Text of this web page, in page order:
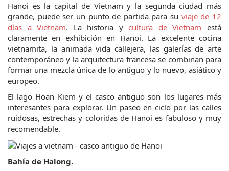
Hanoi es la capital de Vietnam y la segunda ciudad más
grande, puede ser un punto de partida para su viaje de 12
días a Vietnam. La historia y cultura de Vietnam está
claramente en exhibición en Hanoi. La excelente cocina
vietnamita, la animada vida callejera, las galerías de arte
contemporáneo y la arquitectura francesa se combinan para
formar una mezcla única de lo antiguo y lo nuevo, asiático y
europeo.
El lago Hoan Kiem y el casco antiguo son los lugares más
interesantes para explorar. Un paseo en ciclo por las calles
ruidosas, estrechas y coloridas de Hanoi es fabuloso y muy
recomendable.
Bahía de Halong.